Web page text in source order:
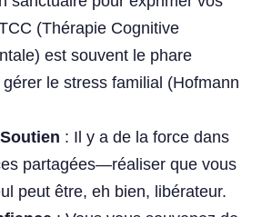
(Thérapie Cognitive
est souvent le phare
gérer le stress familial (Hofmann
: Il y a de la force dans
partagées—réaliser que vous
peut être, eh bien, libérateur.